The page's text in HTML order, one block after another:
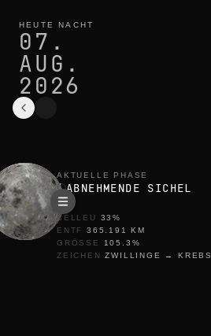
HEUTE NACHT
07.
AUG.
2026
AKTUELLE PHASE
ABNEHMENDE SICHEL
BELLEU 33%
ENTF
365.191
KM
GRÖSSE
105.3 %
ZEICHEN ZWILLINGE →KREBS